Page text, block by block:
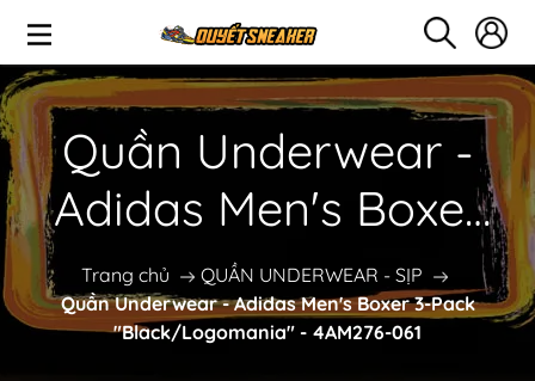
Quần Underwear -
Adidas Men's Boxer
3-Pack
"Black/Logomania" -
Trang chủ
QUẦN UNDERWEAR - SỊP
Quần Underwear - Adidas Men's Boxer 3-Pack
"Black/Logomania" - 4AM276-061